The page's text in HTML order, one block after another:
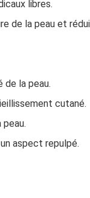
libres.
de la peau et
la peau.
cutané.
aspect repulpé.